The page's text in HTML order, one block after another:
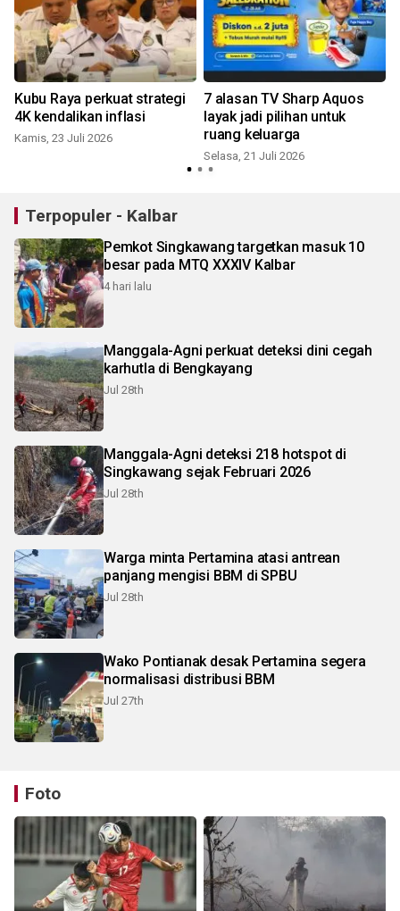
Kubu Raya perkuat strategi
4K kendalikan inflasi
Kamis, 23 Juli 2026
7 alasan TV Sharp Aquos
layak jadi pilihan untuk
ruang keluarga
Selasa, 21 Juli 2026
Terpopuler - Kalbar
Pemkot Singkawang targetkan masuk 10
besar pada MTQ XXXIV Kalbar
4 hari lalu
Manggala-Agni perkuat deteksi dini cegah
karhutla di Bengkayang
Jul 28th
Manggala-Agni deteksi 218 hotspot di
Singkawang sejak Februari 2026
Jul 28th
Warga minta Pertamina atasi antrean
panjang mengisi BBM di SPBU
Jul 28th
Wako Pontianak desak Pertamina segera
normalisasi distribusi BBM
Jul 27th
Foto